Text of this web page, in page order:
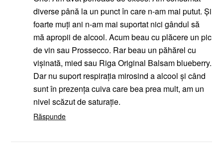
diverse până la un punct în care n-am mai putut. Și
foarte muți ani n-am mai suportat nici gândul să
mă apropii de alcool. Acum beau cu plăcere un pic
de vin sau Prossecco. Rar beau un păhărel cu
vișinată, mied sau Riga Original Balsam blueberry.
Dar nu suport respirația mirosind a alcool și când
sunt în prezența cuiva care bea prea mult, am un
nivel scăzut de saturație.
Răspunde